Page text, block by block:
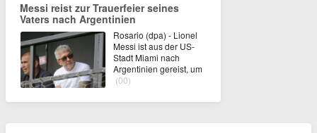
Messi reist zur Trauerfeier seines
Vaters nach Argentinien
Rosario (dpa) - Lionel
Messi ist aus der US-
Stadt Miami nach
Argentinien gereist, um
(00)